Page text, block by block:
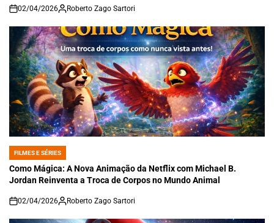
on
02/04/2026 Roberto Zago Sartori
POSTED
IN
FILMES E SÉRIES
Como Mágica: A Nova Animação da Netflix com Michael B.
Jordan Reinventa a Troca de Corpos no Mundo Animal
on
02/04/2026 Roberto Zago Sartori